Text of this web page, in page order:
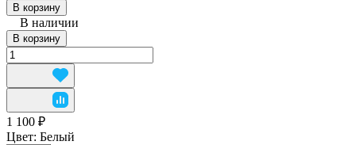
В корзину
В наличии
В корзину
1 100 ₽
Цвет: Белый